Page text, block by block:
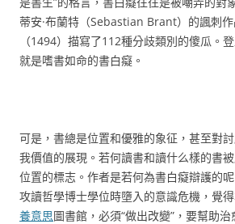
蒂安·布蘭特（Sebastian Brant）的諷刺作
（1494）描寫了112種分歧類別的傻瓜。
就是嗜書如命的書白癡。
可是，書總是位置和優雅的象征，甚至對
我價值的展現。若何讀書和讀什么樣的書
位置的標志。作者是若何為書白癡辯護的
攻讀哲學博士學位時墮入的意識危機，覺
養意思圖書館，必須“做出改變”，要幫助